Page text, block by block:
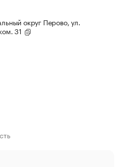
округ Перово, ул.
31